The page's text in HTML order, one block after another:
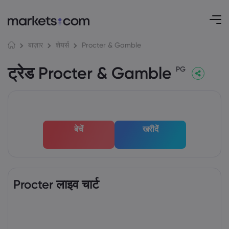
बाज़ार शेयर्स Procter & Gamble
ट्रेड Procter & Gamble PG
बेचें खरीदें
Procter लाइव चार्ट